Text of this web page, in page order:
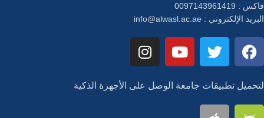
فاكس : 0097143961419
البريد الإلكتروني : info@alwasl.ac.ae
لتحميل تطبيقات جامعة الوصل على الأجهزة الذكية